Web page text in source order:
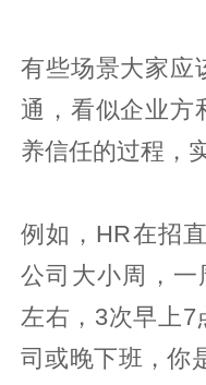
有些场景大家应
通，看似企业方
养信任的过程，
例如，HR在招
公司大小周，一
左右，3次早上7
司或晚下班，你